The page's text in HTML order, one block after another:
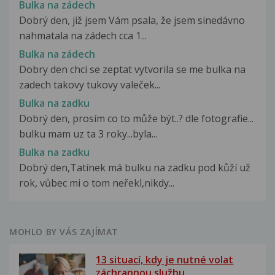
Bulka na zádech
Dobrý den, již jsem Vám psala, že jsem sinedávno
nahmatala na zádech cca 1...
Bulka na zádech
Dobry den chci se zeptat vytvorila se me bulka na
zadech takovy tukovy valeček...
Bulka na zadku
Dobrý den, prosím co to může být..? dle fotografie...
bulku mam uz ta 3 roky...byla...
Bulka na zadku
Dobrý den,Tatínek má bulku na zadku pod kůží už
rok, vůbec mi o tom neřekl,nikdy...
MOHLO BY VÁS ZAJÍMAT
13 situací, kdy je nutné volat